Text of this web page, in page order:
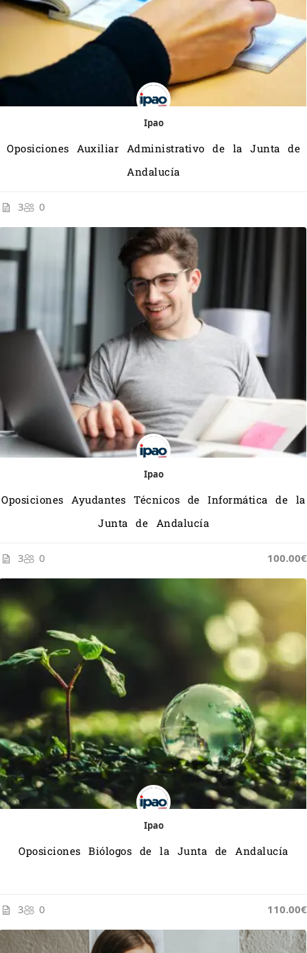
Ipao
Oposiciones Auxiliar Administrativo de la Junta de
Andalucía
3 0
Ipao
Oposiciones Ayudantes Técnicos de Informática de la
Junta de Andalucía
3 0 100.00€
Ipao
Oposiciones Biólogos de la Junta de Andalucía
3 0 110.00€